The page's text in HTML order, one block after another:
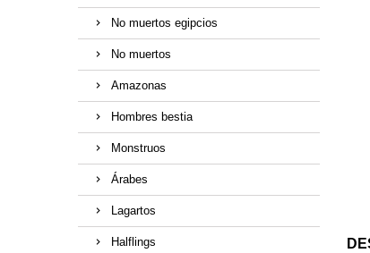
No muertos egipcios
No muertos
Amazonas
Hombres bestia
Monstruos
Árabes
Lagartos
Halflings